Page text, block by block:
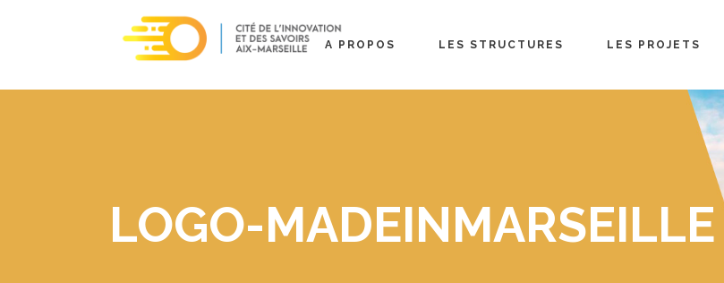
A PROPOS LES STRUCTURES LES PROJETS
LOGO-MADEINMARSEILLE